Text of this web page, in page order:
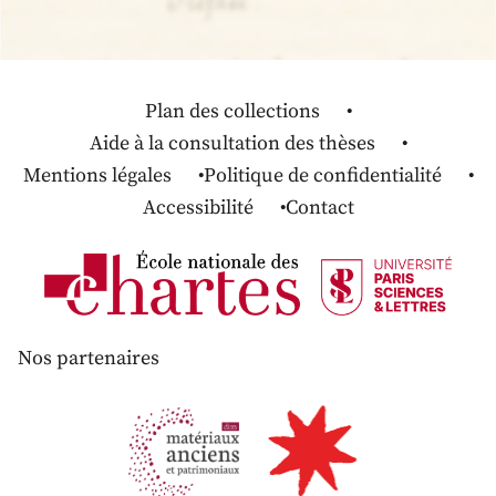
Plan des collections
Aide à la consultation des thèses
Mentions légales
Politique de confidentialité
Accessibilité
Contact
Nos partenaires